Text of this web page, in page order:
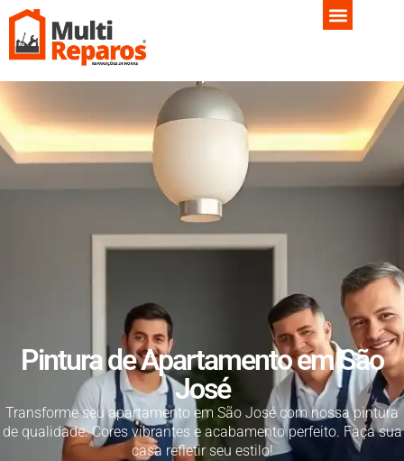
Pintura de Apartamento em São
José
Transforme seu apartamento em São José com nossa pintura
de qualidade. Cores vibrantes e acabamento perfeito. Faça sua
casa refletir seu estilo!